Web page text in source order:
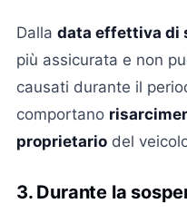
Dalla data effettiva di
più assicurata e non
causati durante il
comportano
proprietario del
3. Durante la